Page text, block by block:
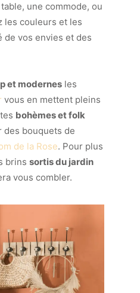
une commode, ou
les couleurs et les
de vos envies et des
et modernes les
vous en mettent pleins
bohèmes et folk
des bouquets de
de la Rose. Pour plus
brins sortis du jardin
vous combler.